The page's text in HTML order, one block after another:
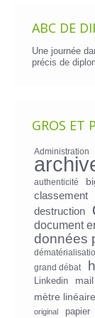
ABC DE
Une journée
précis de
GROS ET
Administration
authenticité
classement
destruction
document
données
grand débat
Linkedin mail
mètre linéaire
original papier